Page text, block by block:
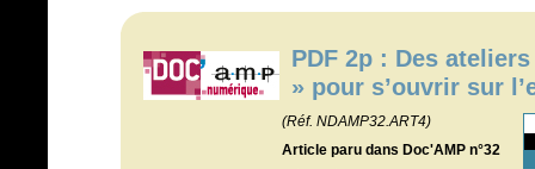
PDF 2p : Des
» pour s’ouvrir sur
(Réf. NDAMP32.ART4)
Article paru dans Doc'AMP n°32